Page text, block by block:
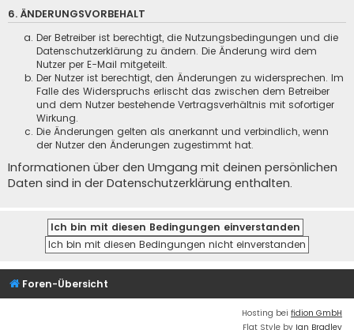
6. ÄNDERUNGSVORBEHALT
Der Betreiber ist berechtigt, die Nutzungsbedingungen und die
Datenschutzerklärung zu ändern. Die Änderung wird dem
Nutzer per E-Mail mitgeteilt.
Der Nutzer ist berechtigt, den Änderungen zu widersprechen. Im
Falle des Widerspruchs erlischt das zwischen dem Betreiber
und dem Nutzer bestehende Vertragsverhältnis mit sofortiger
Wirkung.
Die Änderungen gelten als anerkannt und verbindlich, wenn
der Nutzer den Änderungen zugestimmt hat.
Informationen über den Umgang mit deinen persönlichen
Daten sind in der Datenschutzerklärung enthalten.
Foren-Übersicht
Hosting bei fidion GmbH
Flat Style by Ian Bradley